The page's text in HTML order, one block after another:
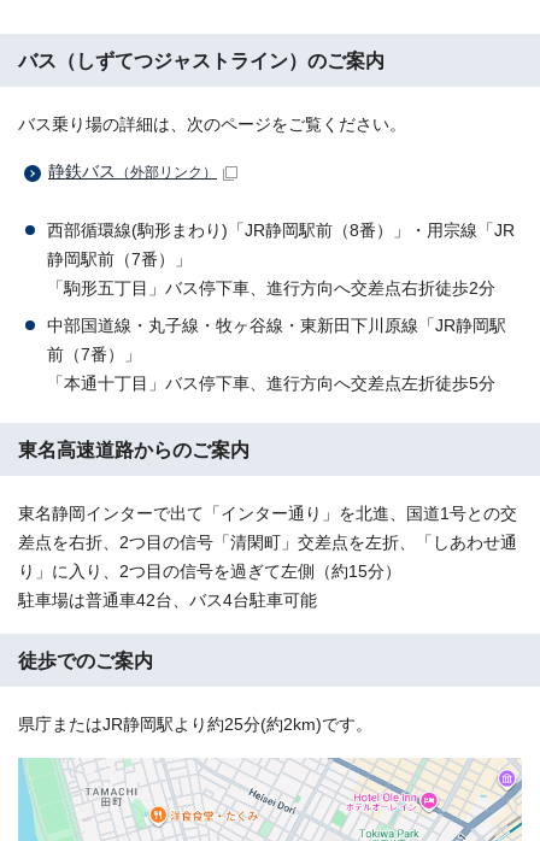
バス（しずてつジャストライン）のご案内
バス乗り場の詳細は、次のページをご覧ください。
静鉄バス （外部リンク）
西部循環線(駒形まわり)「JR静岡駅前（8番）」・用宗線「JR
静岡駅前（7番）」
「駒形五丁目」バス停下車、進行方向へ交差点右折徒歩2分
中部国道線・丸子線・牧ヶ谷線・東新田下川原線「JR静岡駅
前（7番）」
「本通十丁目」バス停下車、進行方向へ交差点左折徒歩5分
東名高速道路からのご案内
東名静岡インターで出て「インター通り」を北進、国道1号との交
差点を右折、2つ目の信号「清閑町」交差点を左折、「しあわせ通
り」に入り、2つ目の信号を過ぎて左側（約15分）
駐車場は普通車42台、バス4台駐車可能
徒歩でのご案内
県庁またはJR静岡駅より約25分(約2km)です。